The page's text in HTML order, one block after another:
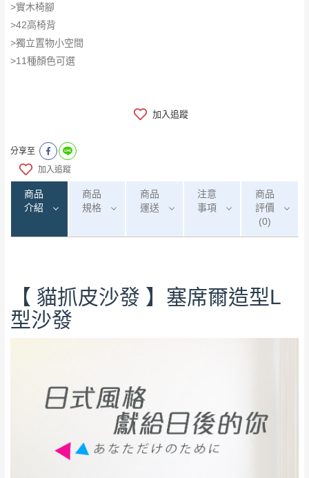
>實木椅腳
>42高椅背
>獨立置物小空間
>11種顏色可選
加入追蹤
分享至
加入追蹤
商品
介紹
商品
規格
商品
運送
注意
事項
商品
評價
(0)
【 貓抓皮沙發 】塞席爾造型L
型沙發
運 費 說 明
復興鄉
峨眉鄉、五峰鄉、
注意事項：
由於品項繁多，網頁無法及時更新，如有需
要購買商品，請於出發前來電或到「官方
若商品價格或庫存有異常，商家有權取消訂
單。部分網路商品恕無法更改原設計或客製，敬請
接單後二日內(不含例假日)，我們客服會與您
0 /5 (0)筆
全部
只顯示附上評論